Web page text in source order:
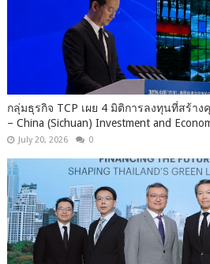
กลุ่มธุรกิจ TCP เผย 4 มิติการลงทุนที่สร้าง
– China (Sichuan) Investment and
July 20, 2026 0